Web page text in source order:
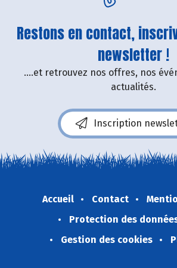
Restons en contact,
newsletter !
....et retrouvez nos offres, nos
actualités.
Inscription
Accueil Contact
Protection des
Gestion des cookies